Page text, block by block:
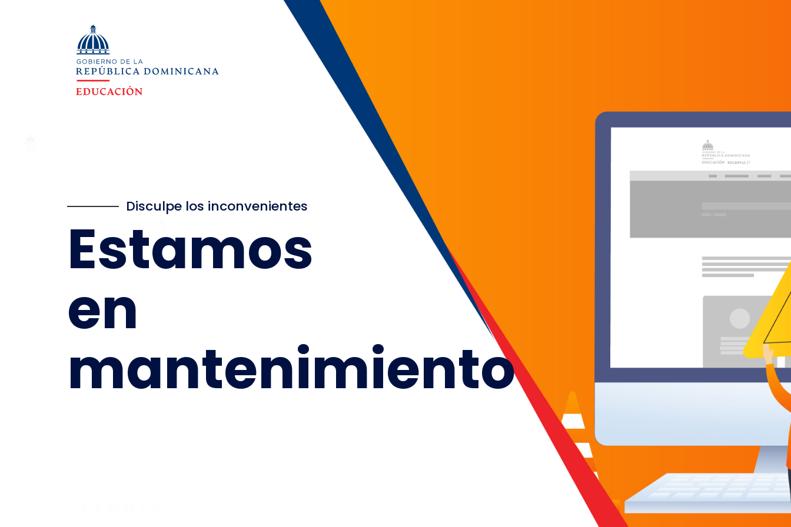
Disculpe los inconvenientes
Estamos
en
mantenimiento